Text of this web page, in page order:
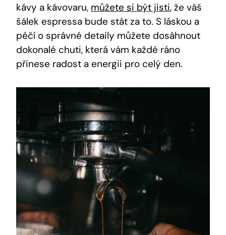
kávy a kávovaru, můžete si být jisti, že váš
šálek espressa bude stát za to. S láskou a
péčí o správné detaily můžete dosáhnout
dokonalé chuti, která vám každé ráno
přinese radost a energii pro celý den.